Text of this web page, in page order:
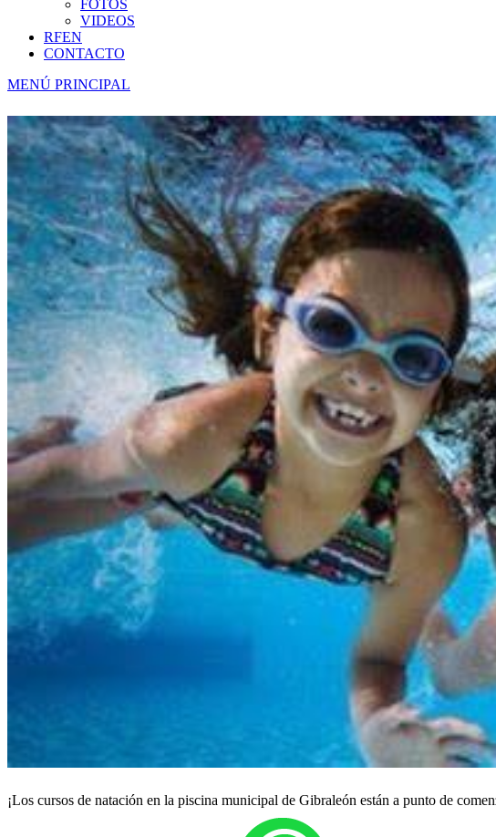
FOTOS
VIDEOS
RFEN
CONTACTO
MENÚ PRINCIPAL
¡Los cursos de natación en la piscina municipal de Gibraleón están a punto de